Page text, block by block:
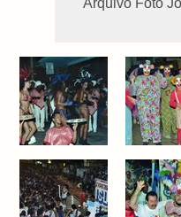
Arquivo Foto